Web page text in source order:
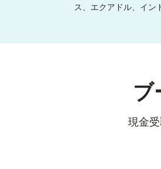
ス、エクアドル、イン
ブ
現金